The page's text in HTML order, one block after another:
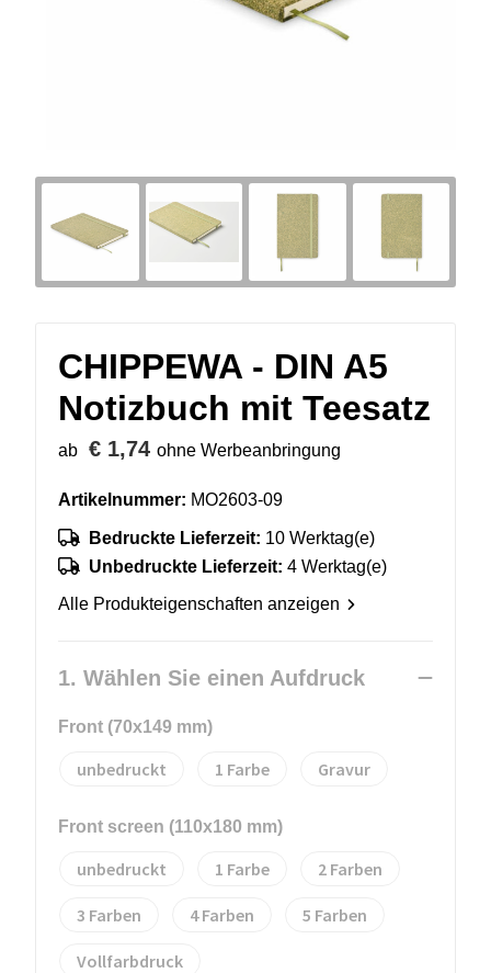
CHIPPEWA - DIN A5
Notizbuch mit Teesatz
ab € 1,74 ohne Werbeanbringung
Artikelnummer: MO2603-09
Bedruckte Lieferzeit: 10 Werktag(e)
Unbedruckte Lieferzeit: 4 Werktag(e)
Alle Produkteigenschaften anzeigen
1. Wählen Sie einen Aufdruck
Front (70x149 mm)
unbedruckt 1 Gravur
Front screen (110x180 mm)
unbedruckt 1 2
3 4 5
Vollfarbdruck